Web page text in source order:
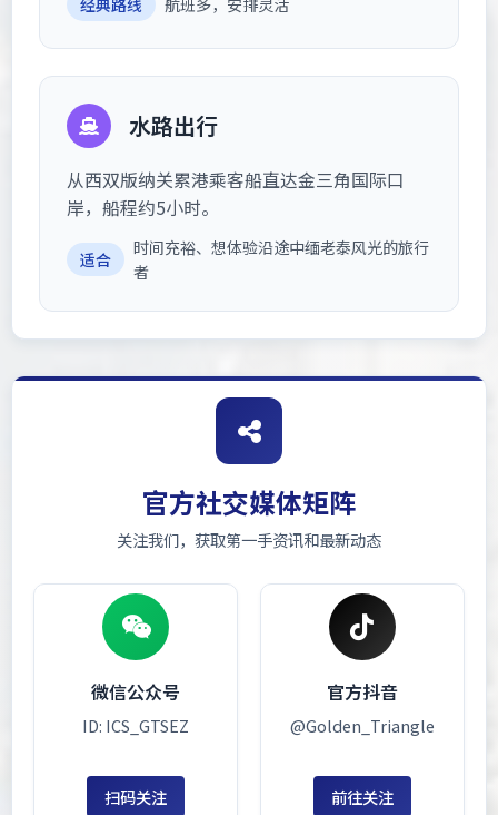
水路出行
从西双版纳关累港乘客船直达金三角国际口
岸，船程约5小时。
适合
时间充裕、想体验沿途中缅老泰风光的旅行
者
官方社交媒体矩阵
关注我们，获取第一手资讯和最新动态
微信公众号
ID: ICS_GTSEZ
扫码关注
官方抖音
@Golden_Triangle
前往关注